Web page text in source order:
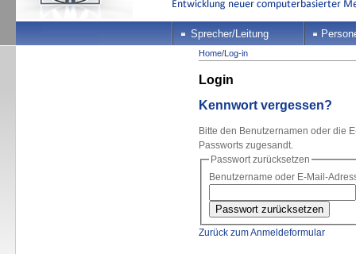
Sprecher/Leitung
Home/Log-in
Login
Kennwort vergessen?
Bitte den Benutzernamen oder die
Passworts zugesandt.
Passwort zurücksetzen
Benutzername oder E-Mail-
Zurück zum Anmeldeformular